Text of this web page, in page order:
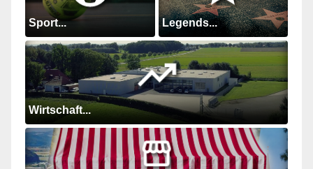
Sport... Legends...
Wirtschaft...